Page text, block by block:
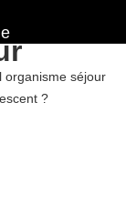
organisme séjour
?